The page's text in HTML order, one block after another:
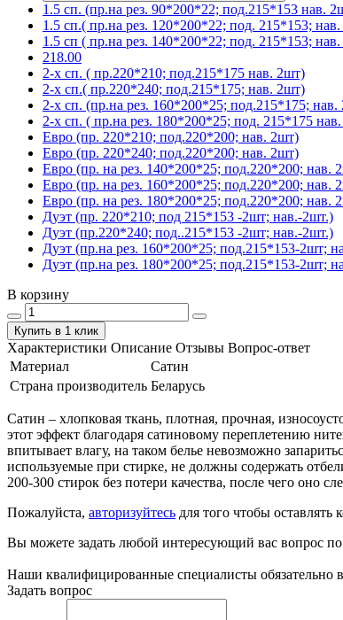
1.5 сп. (пр.на рез. 90*200*22; под.215*153 нав.
1.5 сп.( пр.на рез. 120*200*22; под. 215*153;
1.5 сп ( пр.на рез. 140*200*22; под. 215*153;
218.00
2-х сп. ( пр.220*210; под.215*175 нав. 2шт)
2-х сп.( пр.220*240; под.215*175; нав. 2шт)
2-х сп. (пр.на рез. 160*200*25; под.215*175; нав.
2-х сп. ( пр.на рез. 180*200*25; под. 215*175
Евро (пр. 220*210; под.220*200; нав. 2шт)
Евро (пр. 220*240; под.220*200; нав. 2шт)
Евро (пр. на рез. 140*200*25; под.220*200; нав.
Евро (пр. на рез. 160*200*25; под.220*200; нав.
Евро (пр. на рез. 180*200*25; под.220*200; нав.
Дуэт (пр. 220*210; под 215*153 -2шт; нав.-2шт.)
Дуэт (пр.220*240; под..215*153 -2шт; нав.-2шт.)
Дуэт (пр.на рез. 160*200*25; под.215*153-2шт;
Дуэт (пр.на рез. 180*200*25; под.215*153-2шт;
В корзину
Купить в 1 клик
Характеристики Описание Отзывы Вопрос-ответ
Материал
Сатин
Страна производитель Беларусь
Сатин – хлопковая ткань, плотная, прочная,
этот эффект благодаря сатиновому переплетению
впитывает влагу, на таком белье невозможно
используемые при стирке, не должны содержать
200-300 стирок без потери качества, после чего оно
Пожалуйста, авторизуйтесь для того чтобы оставлять
Вы можете задать любой интересующий вас вопрос по
Наши квалифицированные специалисты обязательно
Задать вопрос